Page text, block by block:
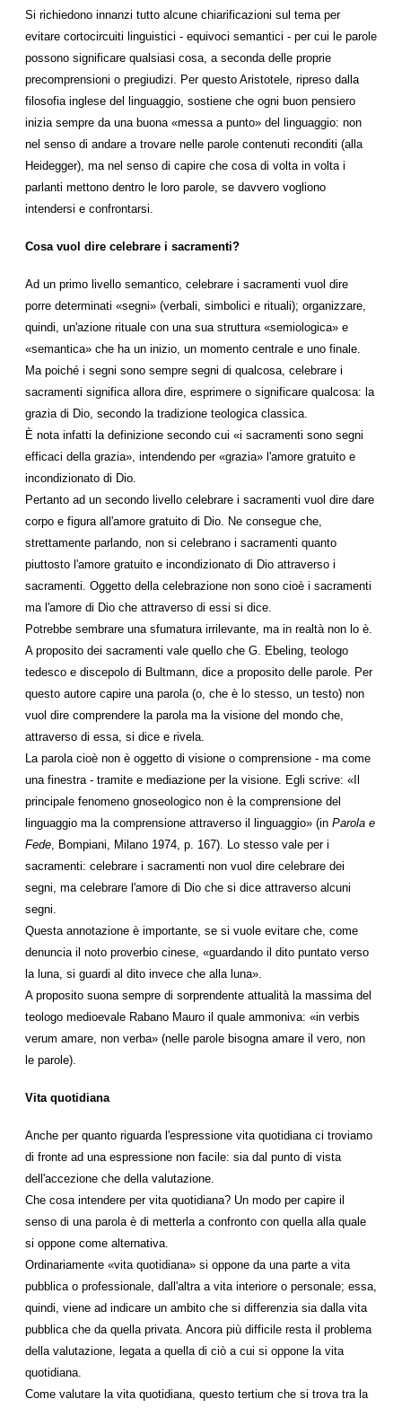
Si richiedono innanzi tutto alcune chiarificazioni sul tema per
evitare cortocircuiti linguistici - equivoci semantici - per cui le parole
possono significare qualsiasi cosa, a seconda delle proprie
precomprensioni o pregiudizi. Per questo Aristotele, ripreso dalla
filosofia inglese del linguaggio, sostiene che ogni buon pensiero
inizia sempre da una buona «messa a punto» del linguaggio: non
nel senso di andare a trovare nelle parole contenuti reconditi (alla
Heidegger), ma nel senso di capire che cosa di volta in volta i
parlanti mettono dentro le loro parole, se davvero vogliono
intendersi e confrontarsi.
Cosa vuol dire celebrare i sacramenti?
Ad un primo livello semantico, celebrare i sacramenti vuol dire
porre determinati «segni» (verbali, simbolici e rituali); organizzare,
quindi, un'azione rituale con una sua struttura «semiologica» e
«semantica» che ha un inizio, un momento centrale e uno finale.
Ma poiché i segni sono sempre segni di qualcosa, celebrare i
sacramenti significa allora dire, esprimere o significare qualcosa: la
grazia di Dio, secondo la tradizione teologica classica.
È nota infatti la definizione secondo cui «i sacramenti sono segni
efficaci della grazia», intendendo per «grazia» l'amore gratuito e
incondizionato di Dio.
Pertanto ad un secondo livello celebrare i sacramenti vuol dire dare
corpo e figura all'amore gratuito di Dio. Ne consegue che,
strettamente parlando, non si celebrano i sacramenti quanto
piuttosto l'amore gratuito e incondizionato di Dio attraverso i
sacramenti. Oggetto della celebrazione non sono cioè i sacramenti
ma l'amore di Dio che attraverso di essi si dice.
Potrebbe sembrare una sfumatura irrilevante, ma in realtà non lo è.
A proposito dei sacramenti vale quello che G. Ebeling, teologo
tedesco e discepolo di Bultmann, dice a proposito delle parole. Per
questo autore capire una parola (o, che è lo stesso, un testo) non
vuol dire comprendere la parola ma la visione del mondo che,
attraverso di essa, si dice e rivela.
La parola cioè non è oggetto di visione o comprensione - ma come
una finestra - tramite e mediazione per la visione. Egli scrive: «Il
principale fenomeno gnoseologico non è la comprensione del
linguaggio ma la comprensione attraverso il linguaggio» (in Parola e
Fede, Bompiani, Milano 1974, p. 167). Lo stesso vale per i
sacramenti: celebrare i sacramenti non vuol dire celebrare dei
segni, ma celebrare l'amore di Dio che si dice attraverso alcuni
segni.
Questa annotazione è importante, se si vuole evitare che, come
denuncia il noto proverbio cinese, «guardando il dito puntato verso
la luna, si guardi al dito invece che alla luna».
A proposito suona sempre di sorprendente attualità la massima del
teologo medioevale Rabano Mauro il quale ammoniva: «in verbis
verum amare, non verba» (nelle parole bisogna amare il vero, non
le parole).
Vita quotidiana
Anche per quanto riguarda l'espressione vita quotidiana ci troviamo
di fronte ad una espressione non facile: sia dal punto di vista
dell'accezione che della valutazione.
Che cosa intendere per vita quotidiana? Un modo per capire il
senso di una parola è di metterla a confronto con quella alla quale
si oppone come alternativa.
Ordinariamente «vita quotidiana» si oppone da una parte a vita
pubblica o professionale, dall'altra a vita interiore o personale; essa,
quindi, viene ad indicare un ambito che si differenzia sia dalla vita
pubblica che da quella privata. Ancora più difficile resta il problema
della valutazione, legata a quella di ciò a cui si oppone la vita
quotidiana.
Come valutare la vita quotidiana, questo tertium che si trova tra la